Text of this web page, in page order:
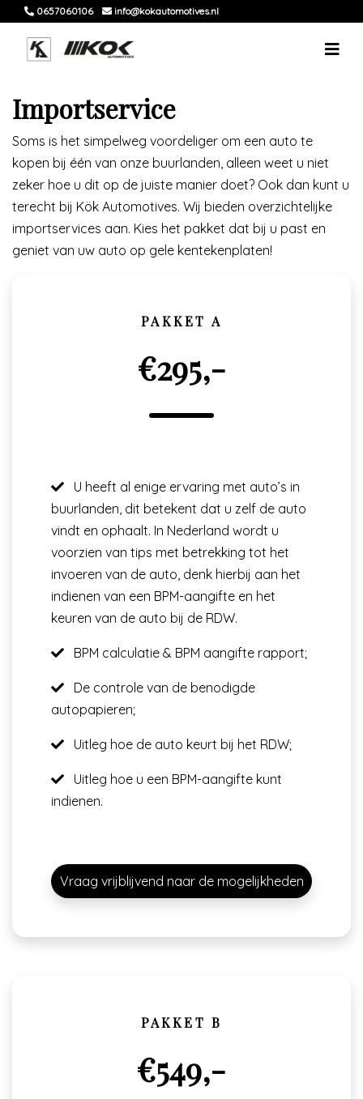
0657060106 info@kokautomotives.nl
Importservice
Soms is het simpelweg voordeliger om een auto te
kopen bij één van onze buurlanden, alleen weet u niet
zeker hoe u dit op de juiste manier doet? Ook dan kunt u
terecht bij Kök Automotives. Wij bieden overzichtelijke
importservices aan. Kies het pakket dat bij u past en
geniet van uw auto op gele kentekenplaten!
PAKKET A
€295,-
U heeft al enige ervaring met auto’s in
buurlanden, dit betekent dat u zelf de auto
vindt en ophaalt. In Nederland wordt u
voorzien van tips met betrekking tot het
invoeren van de auto, denk hierbij aan het
indienen van een BPM-aangifte en het
keuren van de auto bij de RDW.
BPM calculatie & BPM aangifte rapport;
De controle van de benodigde
autopapieren;
Uitleg hoe de auto keurt bij het RDW;
Uitleg hoe u een BPM-aangifte kunt
indienen.
Vraag vrijblijvend naar de mogelijkheden
PAKKET B
€549,-